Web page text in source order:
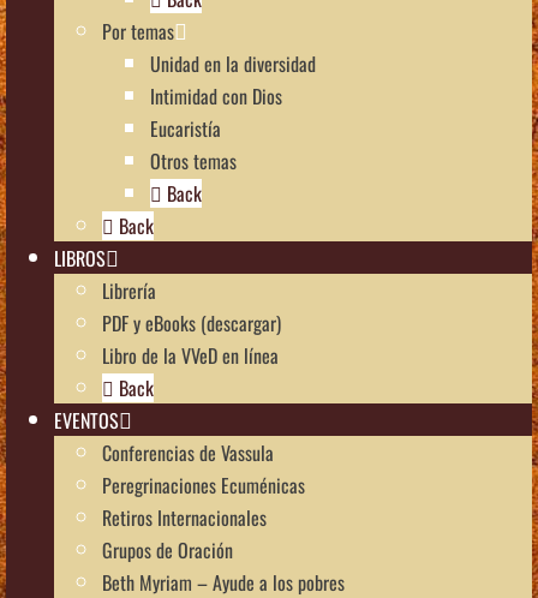
Por temas
Unidad en la diversidad
Intimidad con Dios
Eucaristía
Otros temas
Back
Back
LIBROS
Librería
PDF y eBooks (descargar)
Libro de la VVeD en línea
Back
EVENTOS
Conferencias de Vassula
Peregrinaciones Ecuménicas
Retiros Internacionales
Grupos de Oración
Beth Myriam – Ayude a los pobres